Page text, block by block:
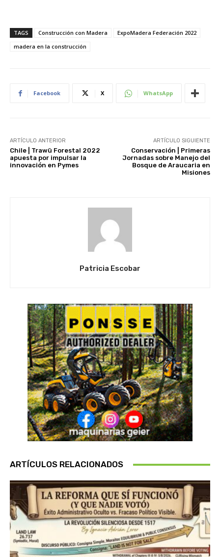
TAGS Construcción con Madera
ExpoMadera Federación 2022
madera en la construcción
Facebook X WhatsApp
ARTÍCULO ANTERIOR
Chile | Trawü Forestal 2022
apuesta por impulsar la
innovación en Pymes
ARTÍCULO SIGUIENTE
Conservación | Primeras
Jornadas sobre Manejo del
Bosque de Araucaria en
Misiones
Patricia Escobar
ARTÍCULOS RELACIONADOS